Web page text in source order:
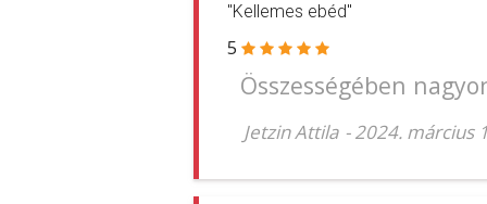
"Kellemes ebéd"
5
Összességében
Jetzin Attila -2024. március